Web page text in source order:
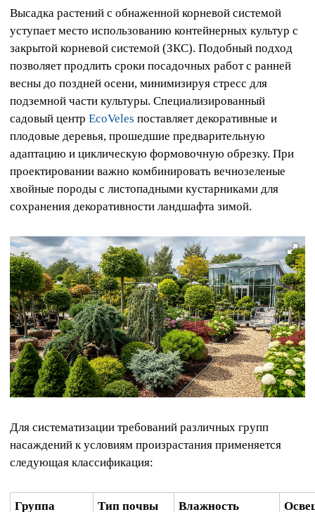
Высадка растений с обнаженной корневой системой
уступает место использованию контейнерных культур с
закрытой корневой системой (ЗКС). Подобный подход
позволяет продлить сроки посадочных работ с ранней
весны до поздней осени, минимизируя стресс для
подземной части культуры. Специализированный
садовый центр EcoVeles поставляет декоративные и
плодовые деревья, прошедшие предварительную
адаптацию и циклическую формовочную обрезку. При
проектировании важно комбинировать вечнозеленые
хвойные породы с листопадными кустарниками для
сохранения декоративности ландшафта зимой.
Для систематизации требований различных групп
насаждений к условиям произрастания применяется
следующая классификация:
Группа
Тип почвы Влажность